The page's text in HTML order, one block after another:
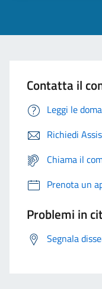
Contatta il
Leggi le
Richiedi
Chiama il
Prenota un
Problemi in
Segnala